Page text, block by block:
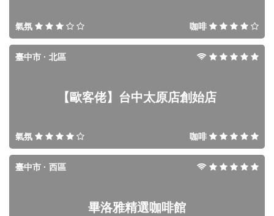
氣氛 咖啡
【歐客佬】台中太原店創始店
臺中市 · 北區
氣氛 咖啡
畢洛雅精選咖啡館
臺中市 · 西區